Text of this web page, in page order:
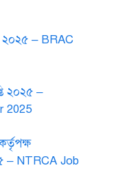
২০২৫ – BRAC
২০২৫ –
2025
– NTRCA Job